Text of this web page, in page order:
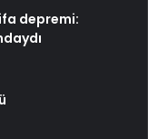
depremi: